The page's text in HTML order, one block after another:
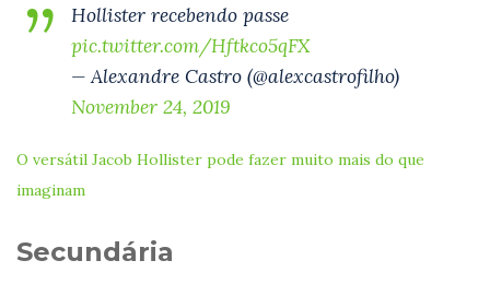
Hollister recebendo passe
pic.twitter.com/Hftkco5qFX
— Alexandre Castro (@alexcastrofilho)
November 24, 2019
O versátil Jacob Hollister pode fazer muito mais do que
imaginam
Secundária